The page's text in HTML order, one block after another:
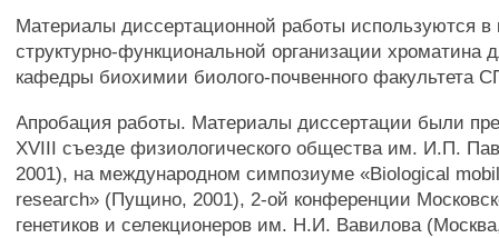
Материалы диссертационной работы используются в
структурно-функциональной организации хроматина
кафедры биохимии биолого-почвенного факультета
Апробация работы. Материалы диссертации были
XVIII съезде физиологического общества им. И.П.
2001), на международном симпозиуме «Biological
research» (Пущино, 2001), 2-ой конференции
генетиков и селекционеров им. Н.И. Вавилова